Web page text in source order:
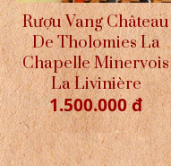
Rượu Vang Château
De Tholomies La
Chapelle Minervois
La Livinière
1.500.000 đ